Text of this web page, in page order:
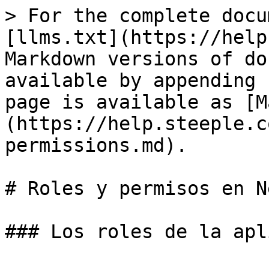
> For the complete
[llms.txt](https://
Markdown versions of
available by
page is available as
(https://
permissions.md).
# Roles y permisos en
### Los roles de la